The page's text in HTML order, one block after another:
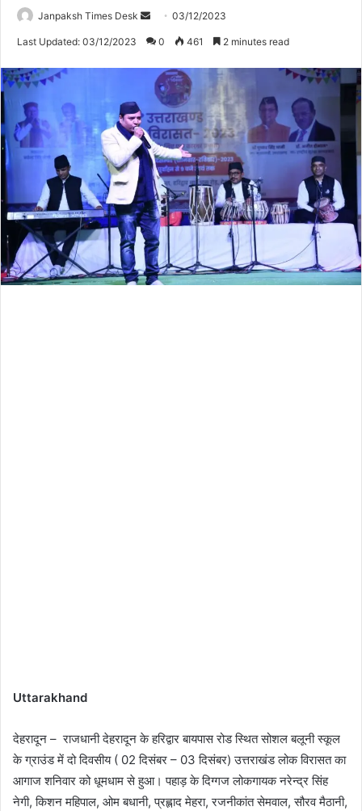
Janpaksh Times Desk
e
a
n
e
m
a
l
03/12/2023
Last Updated: 03/12/2023 0 461 2 minutes read
Uttarakhand
देहरादून – राजधानी देहरादून के हरिद्वार बायपास रोड स्थित सोशल बलूनी स्कूल
के ग्राउंड में दो दिवसीय ( 02 दिसंबर – 03 दिसंबर) उत्तराखंड लोक विरासत का
आगाज शनिवार को धूमधाम से हुआ। पहाड़ के दिग्गज लोकगायक नरेन्द्र सिंह
नेगी, किशन महिपाल, ओम बधानी, प्रह्लाद मेहरा, रजनीकांत सेमवाल, सौरव मैठानी,